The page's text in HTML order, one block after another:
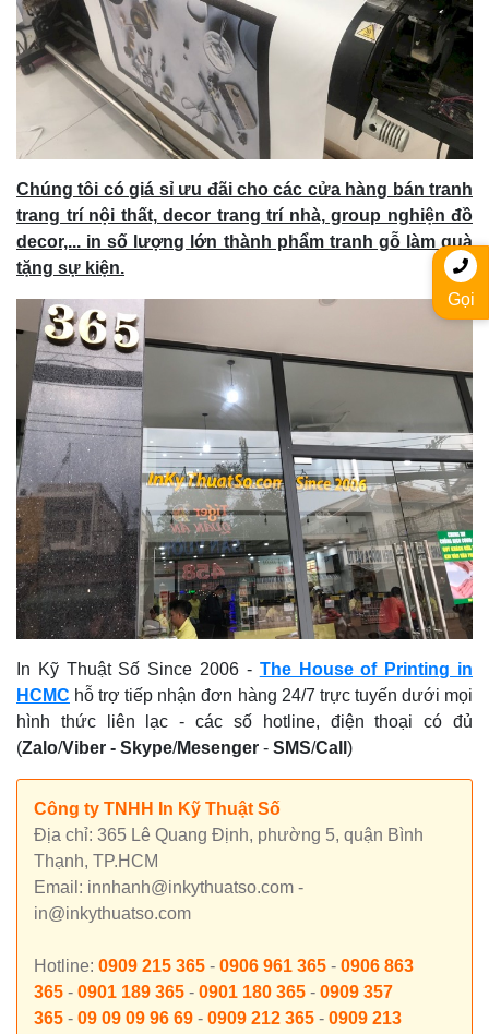
Chúng tôi có giá sỉ ưu đãi cho các cửa hàng bán tranh
trang trí nội thất, decor trang trí nhà, group nghiện đồ
decor,... in số lượng lớn thành phẩm tranh gỗ làm quà
tặng sự kiện.
In Kỹ Thuật Số Since 2006 - The House of Printing in
HCMC hỗ trợ tiếp nhận đơn hàng 24/7 trực tuyến dưới mọi
hình thức liên lạc - các số hotline, điện thoại có đủ
(Zalo/Viber - Skype/Mesenger - SMS/Call )
Công ty TNHH In Kỹ Thuật Số
Địa chỉ: 365 Lê Quang Định, phường 5, quận Bình
Thạnh, TP.HCM
Email: innhanh@inkythuatso.com -
in@inkythuatso.com
Hotline: 0909 215 365 - 0906 961 365 - 0906 863
365 - 0901 189 365 - 0901 180 365 - 0909 357
365 - 09 09 09 96 69 - 0909 212 365 - 0909 213
Gọi